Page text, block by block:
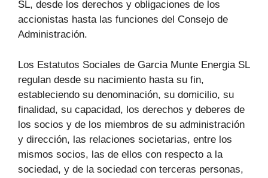
SL, desde los derechos y obligaciones de los
accionistas hasta las funciones del Consejo de
Administración.
Los Estatutos Sociales de Garcia Munte Energia SL
regulan desde su nacimiento hasta su fin,
estableciendo su denominación, su domicilio, su
finalidad, su capacidad, los derechos y deberes de
los socios y de los miembros de su administración
y dirección, las relaciones societarias, entre los
mismos socios, las de ellos con respecto a la
sociedad, y de la sociedad con terceras personas,